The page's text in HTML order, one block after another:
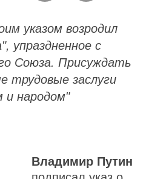
указом возродил
упраздненное с
Союза. Присуждать
трудовые заслуги
и народом"
Владимир Путин